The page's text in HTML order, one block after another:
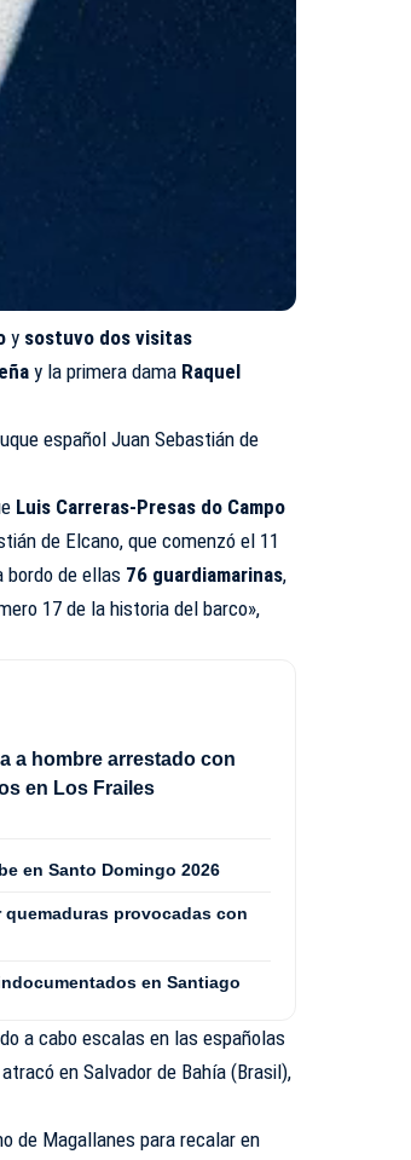
y sostuvo dos visitas
y la primera dama Raquel
español Juan Sebastián de
Luis Carreras-Presas do Campo
de Elcano, que comenzó el 11
bordo de ellas 76 guardiamarinas,
17 de la historia del barco»,
a hombre arrestado con
en Los Frailes
en Santo Domingo 2026
provocadas con
en Santiago
a cabo escalas en las españolas
en Salvador de Bahía (Brasil),
de Magallanes para recalar en